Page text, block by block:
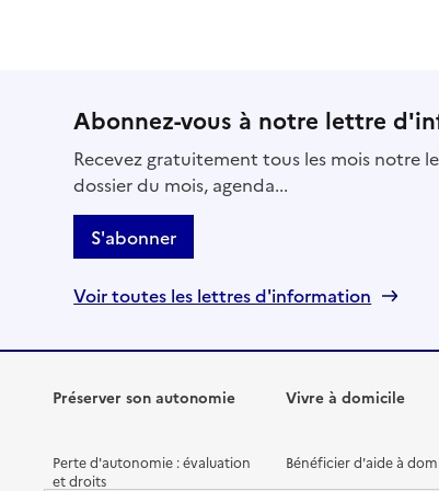
Adresse
2 rue Auguste Renoir
56000-Vannes
02 97 01 65 65
Contact
Rapport HAS
Mis à jour le : 21/07/2026
Adresse
27 rue de Cliscouët
Abonnez-vous à notre lettre
Recevez gratuitement tous les mois notre
dossier du mois, agenda...
S'abonner
Voir toutes les lettres d'information
Préserver son autonomie
Perte d'autonomie : évaluation
et droits
Vivre à domicile
Bénéficier d'aide à